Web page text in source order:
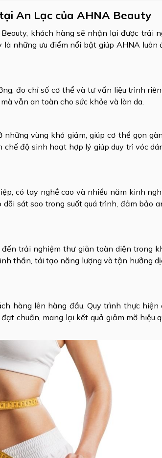
An Lạc của AHNA Beauty
khách hàng sẽ nhận lại được trải
những ưu điểm nổi bật giúp AHNA luôn
đo chỉ số cơ thể và tư vấn liệu trình
vẫn an toàn cho sức khỏe và làn da.
vùng khó giảm, giúp cơ thể gọn
độ sinh hoạt hợp lý giúp duy trì vóc
có tay nghề cao và nhiều năm kinh
sát sao trong suốt quá trình, đảm bảo
trải nghiệm thư giãn toàn diện trong
thần, tái tạo năng lượng và tận hưởng
hàng lên hàng đầu. Quy trình thực hiện
chuẩn, mang lại kết quả giảm mỡ hiệu